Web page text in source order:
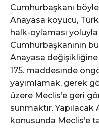
Cumhurbaşkanı
Anayasa koyucu,
halk-oylaması
Cumhurbaşkanının
Anayasa değişikliğine
175. maddesinde
yayımlamak, gerek
üzere Meclis’e geri
sunmaktır.
konusunda Meclis’e